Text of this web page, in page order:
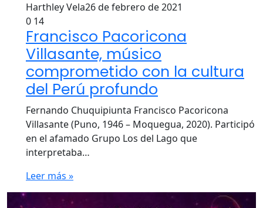
Harthley Vela26 de febrero de 2021
0 14
Francisco Pacoricona
Villasante, músico
comprometido con la cultura
del Perú profundo
Fernando Chuquipiunta Francisco Pacoricona
Villasante (Puno, 1946 – Moquegua, 2020). Participó
en el afamado Grupo Los del Lago que
interpretaba…
Leer más »